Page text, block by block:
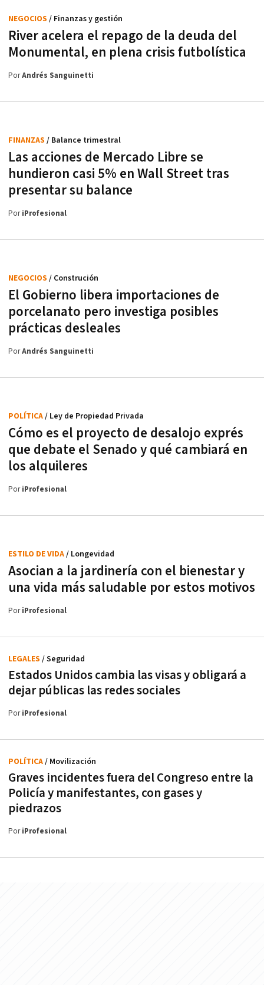
River acelera el repago de la deuda del
Monumental, en plena crisis futbolística
NEGOCIOS / Finanzas y gestión
PorAndrés Sanguinetti
Las acciones de Mercado Libre se
hundieron casi 5% en Wall Street tras
presentar su balance
FINANZAS / Balance trimestral
PoriProfesional
El Gobierno libera importaciones de
porcelanato pero investiga posibles
prácticas desleales
NEGOCIOS / Construción
PorAndrés Sanguinetti
Cómo es el proyecto de desalojo exprés
que debate el Senado y qué cambiará en
los alquileres
POLÍTICA/ Ley de Propiedad Privada
PoriProfesional
Asocian a la jardinería con el bienestar y
una vida más saludable por estos motivos
ESTILO DE VIDA/ Longevidad
PoriProfesional
Estados Unidos cambia las visas y obligará a
dejar públicas las redes sociales
LEGALES / Seguridad
PoriProfesional
Graves incidentes fuera del Congreso entre la
Policía y manifestantes, con gases y
piedrazos
POLÍTICA/ Movilización
PoriProfesional